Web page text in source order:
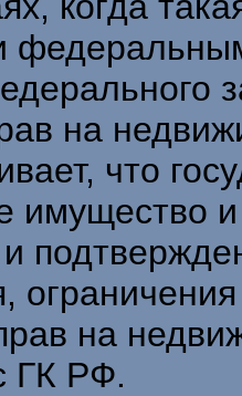
на
что
имущество
на
ГК РФ.